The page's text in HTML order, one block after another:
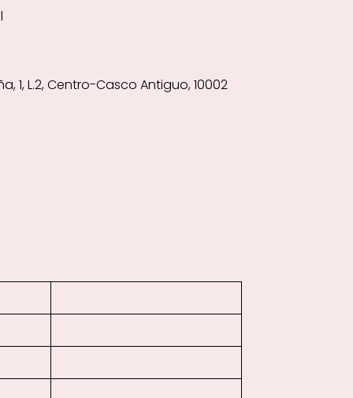
1, L.2, Centro-Casco Antiguo, 10002